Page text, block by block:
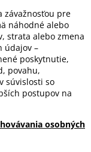
závažnosťou pre
náhodné alebo
strata alebo zmena
údajov –
poskytnutie,
povahu,
súvislosti so
postupov na
osobných